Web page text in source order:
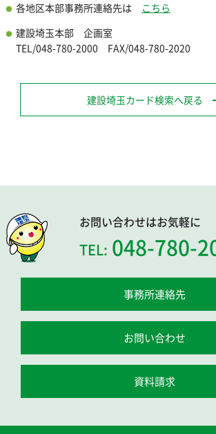
各地区本部事務所連絡先は
こちら
建設埼玉本部 企画室
TEL/048-780-2000 FAX/048-780-2020
建設埼玉カード検索へ戻る
お問い合わせはお気軽に
TEL: 048-780-
事務所連絡先
お問い合わせ
資料請求